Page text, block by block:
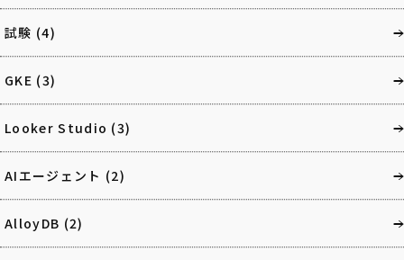
試験 (4)
GKE (3)
Looker Studio (3)
AIエージェント (2)
AlloyDB (2)